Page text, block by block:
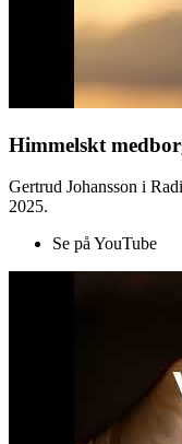
Himmelskt
Gertrud Johansson i
2025.
Se på YouTube